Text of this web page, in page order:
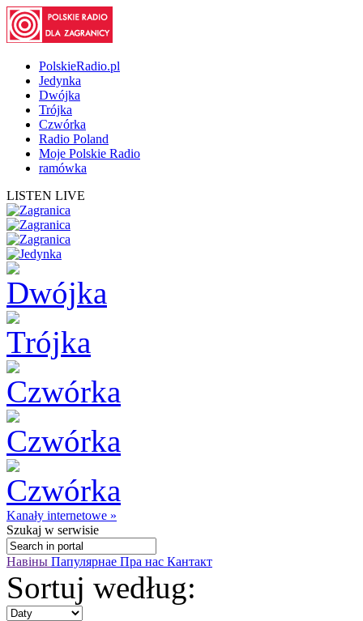
PolskieRadio.pl
Jedynka
Dwójka
Trójka
Czwórka
Radio Poland
Moje Polskie Radio
ramówka
LISTEN LIVE
Kanały internetowe »
Szukaj w serwisie
Навіны Папулярнае Пра нас Кантакт
Sortuj według: